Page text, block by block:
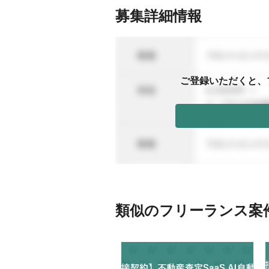
募集詳細情報
ご登録いただくと
類似のフリーランス案